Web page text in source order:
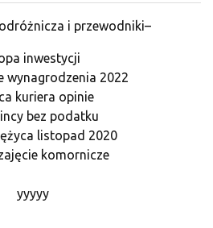
i przewodniki–
inwestycji
wynagrodzenia 2022
kuriera opinie
bez podatku
listopad 2020
komornicze
yyyyy